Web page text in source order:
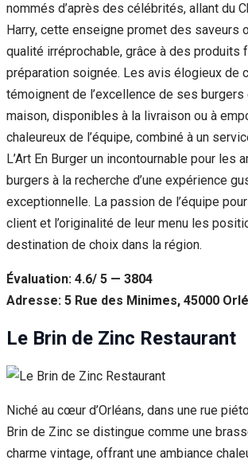
nommés d’après des célébrités, allant du
Harry, cette enseigne promet des saveurs
qualité irréprochable, grâce à des produits
préparation soignée. Les avis élogieux de
témoignent de l’excellence de ses
maison, disponibles à la livraison ou à
chaleureux de l’équipe, combiné à un
L’Art En Burger un incontournable pour les
burgers à la recherche d’une expérience
exceptionnelle. La passion de l’équipe
client et l’originalité de leur menu les
destination de choix dans la région.
Évaluation: 4.6/ 5 — 3804
Adresse: 5 Rue des Minimes, 45000
Le Brin de Zinc Restaurant
Niché au cœur d’Orléans, dans une rue
Brin de Zinc se distingue comme une
charme vintage, offrant une ambiance